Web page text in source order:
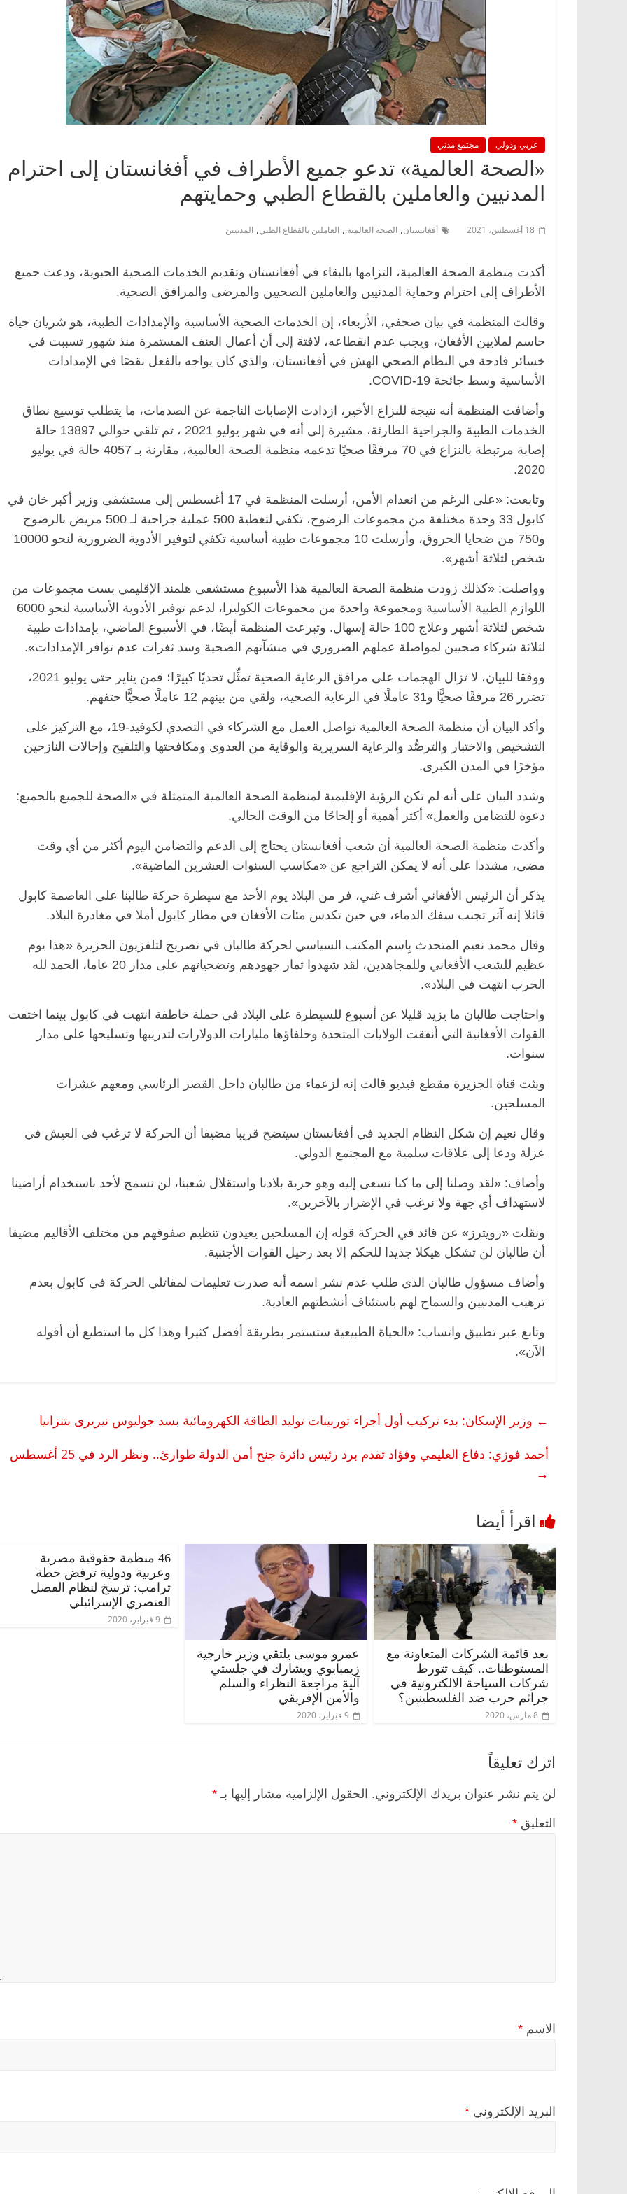
عربي ودولي مجتمع مدني
«الصحة العالمية» تدعو جميع الأطراف في أفغانستان إلى احترام
المدنيين والعاملين بالقطاع الطبي وحمايتهم
18 أغسطس، 2021 أفغانستان, الصحة العالمية., العاملين بالقطاع الطبي, المدنيين
أكدت منظمة الصحة العالمية، التزامها بالبقاء في أفغانستان وتقديم الخدمات الصحية الحيوية، ودعت جميع
الأطراف إلى احترام وحماية المدنيين والعاملين الصحيين والمرضى والمرافق الصحية.
وقالت المنظمة في بيان صحفي، الأربعاء، إن الخدمات الصحية الأساسية والإمدادات الطبية، هو شريان حياة
حاسم لملايين الأفغان، ويجب عدم انقطاعه، لافتة إلى أن أعمال العنف المستمرة منذ شهور تسببت في
خسائر فادحة في النظام الصحي الهش في أفغانستان، والذي كان يواجه بالفعل نقصًا في الإمدادات
الأساسية وسط جائحة COVID-19.
وأضافت المنظمة أنه نتيجة للنزاع الأخير، ازدادت الإصابات الناجمة عن الصدمات، ما يتطلب توسيع نطاق
الخدمات الطبية والجراحية الطارئة، مشيرة إلى أنه في شهر يوليو 2021 ، تم تلقي حوالي 13897 حالة
إصابة مرتبطة بالنزاع في 70 مرفقًا صحيًا تدعمه منظمة الصحة العالمية، مقارنة بـ 4057 حالة في يوليو
2020.
وتابعت: «على الرغم من انعدام الأمن، أرسلت المنظمة في 17 أغسطس إلى مستشفى وزير أكبر خان في
كابول 33 وحدة مختلفة من مجموعات الرضوح، تكفي لتغطية 500 عملية جراحية لـ 500 مريض بالرضوح
و750 من ضحايا الحروق، وأرسلت 10 مجموعات طبية أساسية تكفي لتوفير الأدوية الضرورية لنحو 10000
شخص لثلاثة أشهر».
وواصلت: «كذلك زودت منظمة الصحة العالمية هذا الأسبوع مستشفى هلمند الإقليمي بست مجموعات من
اللوازم الطبية الأساسية ومجموعة واحدة من مجموعات الكوليرا، لدعم توفير الأدوية الأساسية لنحو 6000
شخص لثلاثة أشهر وعلاج 100 حالة إسهال. وتبرعت المنظمة أيضًا، في الأسبوع الماضي، بإمدادات طبية
لثلاثة شركاء صحيين لمواصلة عملهم الضروري في منشآتهم الصحية وسد ثغرات عدم توافر الإمدادات».
ووفقا للبيان، لا تزال الهجمات على مرافق الرعاية الصحية تمثِّل تحديًا كبيرًا؛ فمن يناير حتى يوليو 2021،
تضرر 26 مرفقًا صحيًّا و31 عاملًا في الرعاية الصحية، ولقي من بينهم 12 عاملًا صحيًّا حتفهم.
وأكد البيان أن منظمة الصحة العالمية تواصل العمل مع الشركاء في التصدي لكوفيد-19، مع التركيز على
التشخيص والاختبار والترصُّد والرعاية السريرية والوقاية من العدوى ومكافحتها والتلقيح وإحالات النازحين
مؤخرًا في المدن الكبرى.
وشدد البيان على أنه لم تكن الرؤية الإقليمية لمنظمة الصحة العالمية المتمثلة في «الصحة للجميع بالجميع:
دعوة للتضامن والعمل» أكثر أهمية أو إلحاحًا من الوقت الحالي.
وأكدت منظمة الصحة العالمية أن شعب أفغانستان يحتاج إلى الدعم والتضامن اليوم أكثر من أي وقت
مضى، مشددا على أنه لا يمكن التراجع عن «مكاسب السنوات العشرين الماضية».
يذكر أن الرئيس الأفغاني أشرف غني، فر من البلاد يوم الأحد مع سيطرة حركة طالبنا على العاصمة كابول
قائلا إنه آثر تجنب سفك الدماء، في حين تكدس مئات الأفغان في مطار كابول أملا في مغادرة البلاد.
وقال محمد نعيم المتحدث بِاسم المكتب السياسي لحركة طالبان في تصريح لتلفزيون الجزيرة «هذا يوم
عظيم للشعب الأفغاني وللمجاهدين، لقد شهدوا ثمار جهودهم وتضحياتهم على مدار 20 عاما، الحمد لله
الحرب انتهت في البلاد».
واحتاجت طالبان ما يزيد قليلا عن أسبوع للسيطرة على البلاد في حملة خاطفة انتهت في كابول بينما اختفت
القوات الأفغانية التي أنفقت الولايات المتحدة وحلفاؤها مليارات الدولارات لتدريبها وتسليحها على مدار
سنوات.
وبثت قناة الجزيرة مقطع فيديو قالت إنه لزعماء من طالبان داخل القصر الرئاسي ومعهم عشرات
المسلحين.
وقال نعيم إن شكل النظام الجديد في أفغانستان سيتضح قريبا مضيفا أن الحركة لا ترغب في العيش في
عزلة ودعا إلى علاقات سلمية مع المجتمع الدولي.
وأضاف: «لقد وصلنا إلى ما كنا نسعى إليه وهو حرية بلادنا واستقلال شعبنا، لن نسمح لأحد باستخدام أراضينا
لاستهداف أي جهة ولا نرغب في الإضرار بالآخرين».
ونقلت «رويترز» عن قائد في الحركة قوله إن المسلحين يعيدون تنظيم صفوفهم من مختلف الأقاليم مضيفا
أن طالبان لن تشكل هيكلا جديدا للحكم إلا بعد رحيل القوات الأجنبية.
وأضاف مسؤول طالبان الذي طلب عدم نشر اسمه أنه صدرت تعليمات لمقاتلي الحركة في كابول بعدم
ترهيب المدنيين والسماح لهم باستئناف أنشطتهم العادية.
وتابع عبر تطبيق واتساب: «الحياة الطبيعية ستستمر بطريقة أفضل كثيرا وهذا كل ما استطيع أن أقوله
الآن».
← وزير الإسكان: بدء تركيب أول أجزاء توربينات توليد الطاقة الكهرومائية بسد جوليوس نيريرى بتنزانيا
أحمد فوزي: دفاع العليمي وفؤاد تقدم برد رئيس دائرة جنح أمن الدولة طوارئ.. ونظر الرد في 25 أغسطس
→
بعد قائمة الشركات المتعاونة مع
المستوطنات.. كيف تتورط
شركات السياحة الالكترونية في
جرائم حرب ضد الفلسطينين؟
8 مارس، 2020
عمرو موسى يلتقي وزير خارجية
زيمبابوي ويشارك في جلستي
آلية مراجعة النظراء والسلم
والأمن الإفريقي
9 فبراير، 2020
46 منظمة حقوقية مصرية
وعربية ودولية ترفض خطة
ترامب: ترسخ لنظام الفصل
العنصري الإسرائيلي
9 فبراير، 2020
اترك تعليقاً
لن يتم نشر عنوان بريدك الإلكتروني. الحقول الإلزامية مشار إليها بـ *
التعليق *
الاسم *
البريد الإلكتروني *
مقعد شاغر على مائدة الإفطار.. يحيى
حسين عبدالهادي فارس مقاومة
21 فبراير، 2026
في ذكرى رحيله.. د. نور فرحات فقيه
قانوني دافع عن قضايا الوطن وانحاز
26 يناير، 2026
د. عبدالخالق فاروق.. خبير اقتصادي
يحتفل بذكرى ميلاده وحيداً على أبواب